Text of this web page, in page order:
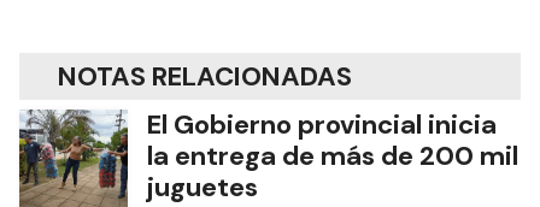
NOTAS RELACIONADAS
El Gobierno provincial inicia
la entrega de más de 200 mil
juguetes